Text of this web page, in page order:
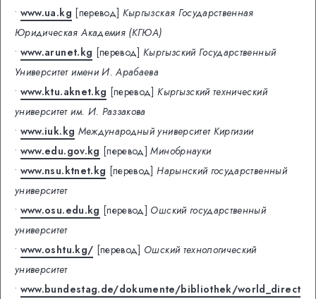
• www.ua.kg [перевод] Кыргызская Государственная
Юридическая Академия (КГЮА)
• www.arunet.kg [перевод] Кыргызский Государственный
Университет имени И. Арабаева
• www.ktu.aknet.kg [перевод] Кыргызский технический
университет им. И. Раззакова
• www.iuk.kg Международный университет Киргизии
• www.edu.gov.kg [перевод] Минобрнауки
• www.nsu.ktnet.kg [перевод] Нарынский государственный
университет
• www.osu.edu.kg [перевод] Ошский государственный
университет
• www.oshtu.kg/ [перевод] Ошский технологический
университет
• www.bundestag.de/dokumente/bibliothek/world_direct